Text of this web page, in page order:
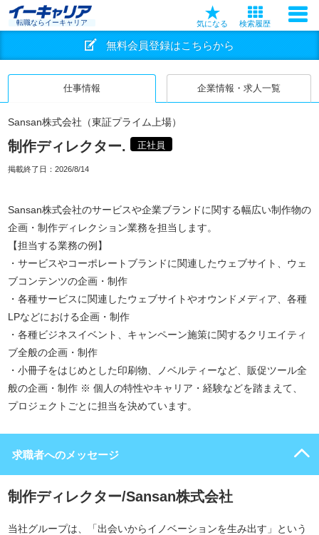
転職ならイーキャリア 気になる 検索履歴
無料会員登録はこちらから
仕事情報 企業情報・求人一覧
Sansan株式会社（東証プライム上場）
制作ディレクター. 正社員
掲載終了日： 2026/8/14
Sansan株式会社のサービスや企業ブランドに関する幅広い制作物の
企画・制作ディレクション業務を担当します。
【担当する業務の例】
・サービスやコーポレートブランドに関連したウェブサイト、ウェ
ブコンテンツの企画・制作
・各種サービスに関連したウェブサイトやオウンドメディア、各種
LPなどにおける企画・制作
・各種ビジネスイベント、キャンペーン施策に関するクリエイティ
ブ全般の企画・制作
・小冊子をはじめとした印刷物、ノベルティーなど、販促ツール全
般の企画・制作 ※ 個人の特性やキャリア・経験などを踏まえて、
プロジェクトごとに担当を決めています。
求職者へのメッセージ
制作ディレクター/Sansan株式会社
当社グループは、「出会いからイノベーションを生み出す」という